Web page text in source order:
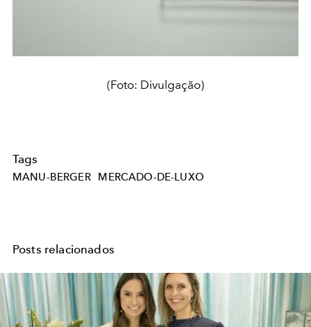
(Foto: Divulgação)
Tags
MANU-BERGER MERCADO-DE-LUXO
Posts relacionados